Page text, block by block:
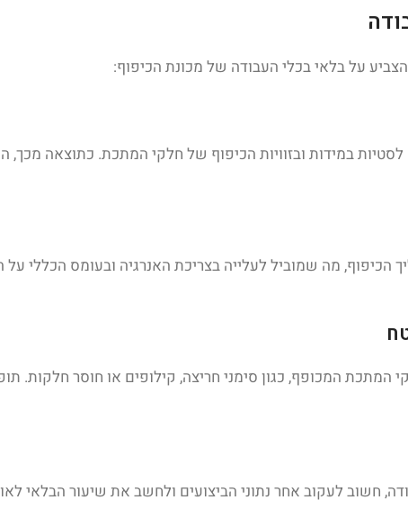
על בלאי בכלי העבודה של מכונת הכיפוף:
במידות ובזוויות הכיפוף של חלקי המתכת. כתוצאה מכך,
הכיפוף, מה שמוביל לעלייה בצריכת האנרגיה ובעומס הכללי
המתכת המכופף, כגון סימני חריצה, קילופים או חוסר חלקות.
חשוב לעקוב אחר נתוני הביצועים ולחשב את שיעור הבלאי